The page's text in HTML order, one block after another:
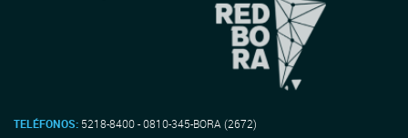
TELÉFONOS: 5218-8400 - 0810-345-BORA (2672)